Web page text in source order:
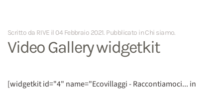
Scritto da RIVE il 04 Febbraio 2021. Pubblicato inChi siamo.
Video Gallery widgetkit
[widgetkit id="4" name="Ecovillaggi - Raccontiamoci... in